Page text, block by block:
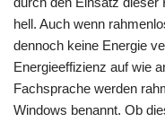
hell. Auch wenn
dennoch keine Energie
Energieeffizienz auf wie
Fachsprache werden
Windows benannt. Ob